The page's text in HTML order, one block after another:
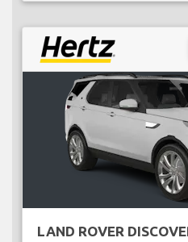
LAND ROVER